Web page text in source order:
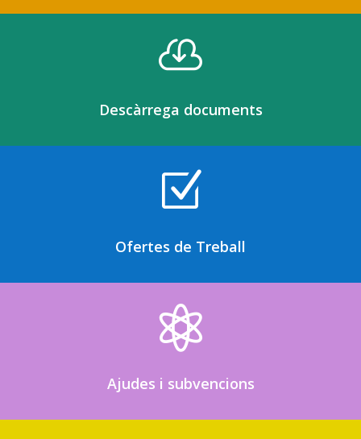

Descàrrega documents
Z
Ofertes de Treball

Ajudes i subvencions